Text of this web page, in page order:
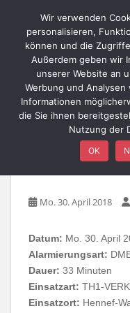
TH1-
Mo. 30. April 2018
Datum: Mo. 30. April
Alarmierungsart:
Dauer: 33 Minuten
Einsatzart: TH1-
Einsatzort: Hennef-
Wir verwenden
personalisieren,
können und die
Außerdem geben wir
unserer Website an
Werbung und
Informationen
die Sie ihnen
Nutzung der
OK